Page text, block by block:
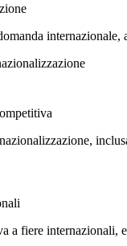
a fiere internazionali,